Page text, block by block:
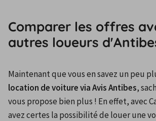
Comparer les offres
autres loueurs
location de voiture via Avis Antibes,
vous propose bien plus ! En effet, avec
avez certes la possibilité de louer une